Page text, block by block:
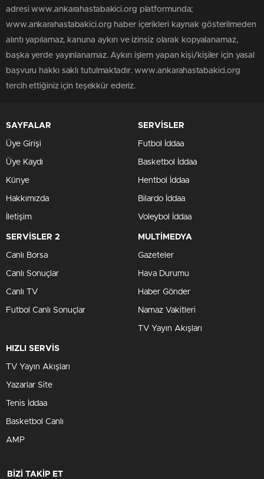
adresi www.ankarahastabakici.org platformunda;
www.ankarahastabakici.org haber içerikleri kaynak gösterilmeden
alıntı yapılamaz, kanuna aykırı ve izinsiz olarak kopyalanamaz,
başka yerde yayınlanamaz. Aykırı işlem yapan kişi/kişiler için yasal
başvuru hakkı saklı tutulmaktadır. www.ankarahastabakici.org
tercih ettiğiniz için teşekkür ederiz.
SAYFALAR
Üye Girişi
Üye Kaydı
Künye
Hakkımızda
İletişim
SERVİSLER
Futbol İddaa
Basketbol İddaa
Hentbol İddaa
Bilardo İddaa
Voleybol İddaa
SERVİSLER 2
Canlı Borsa
Canlı Sonuçlar
Canlı TV
Futbol Canlı Sonuçlar
MULTİMEDYA
Gazeteler
Hava Durumu
Haber Gönder
Namaz Vakitleri
TV Yayın Akışları
HIZLI SERVİS
TV Yayın Akışları
Yazarlar Site
Tenis İddaa
Basketbol Canlı
AMP
BİZİ TAKİP ET